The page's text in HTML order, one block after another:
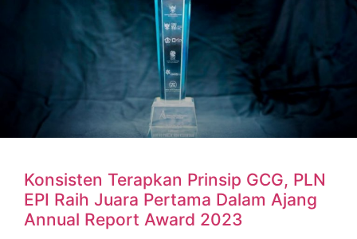
Konsisten Terapkan Prinsip GCG, PLN
EPI Raih Juara Pertama Dalam Ajang
Annual Report Award 2023